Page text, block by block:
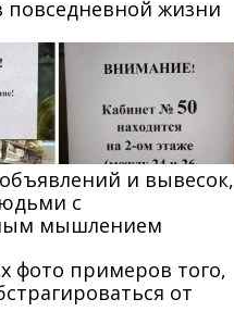
повседневной жизни
и вывесок,
с
мышлением